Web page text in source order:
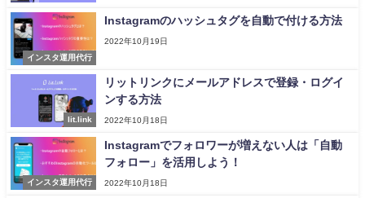
インスタ運用代行
Instagramのハッシュタグを自動で付ける方法
2022年10月19日
lit.link
リットリンクにメールアドレスで登録・ログイ
ンする方法
2022年10月18日
インスタ運用代行
Instagramでフォロワーが増えない人は「自動
フォロー」を活用しよう！
2022年10月18日